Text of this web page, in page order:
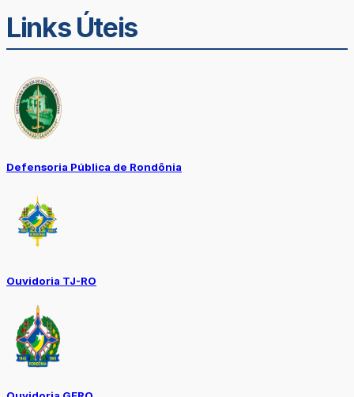
Links Úteis
Defensoria Pública de Rondônia
Ouvidoria TJ-RO